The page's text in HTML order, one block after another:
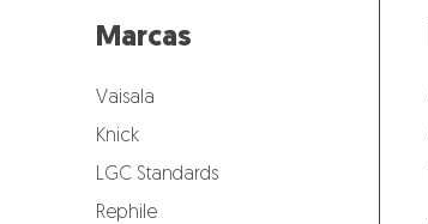
Marcas
Vaisala
Knick
LGC Standards
Rephile